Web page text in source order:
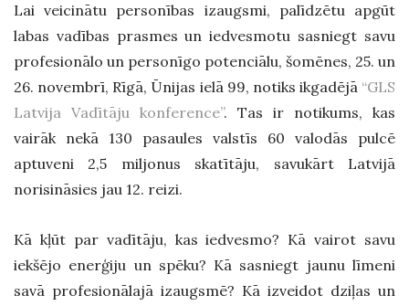
Lai veicinātu personības izaugsmi, palīdzētu apgūt
labas vadības prasmes un iedvesmotu sasniegt savu
profesionālo un personīgo potenciālu, šomēnes, 25. un
26. novembrī, Rīgā, Ūnijas ielā 99, notiks ikgadējā “GLS
Latvija Vadītāju konference”. Tas ir notikums, kas
vairāk nekā 130 pasaules valstīs 60 valodās pulcē
aptuveni 2,5 miljonus skatītāju, savukārt Latvijā
norisināsies jau 12. reizi.
Kā kļūt par vadītāju, kas iedvesmo? Kā vairot savu
iekšējo enerģiju un spēku? Kā sasniegt jaunu līmeni
savā profesionālajā izaugsmē? Kā izveidot dziļas un